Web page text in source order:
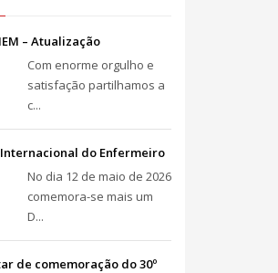
– Atualização
Com enorme orgulho e
satisfação partilhamos a
c...
do Enfermeiro
No dia 12 de maio de 2026
comemora-se mais um
D...
de comemoração do 30º